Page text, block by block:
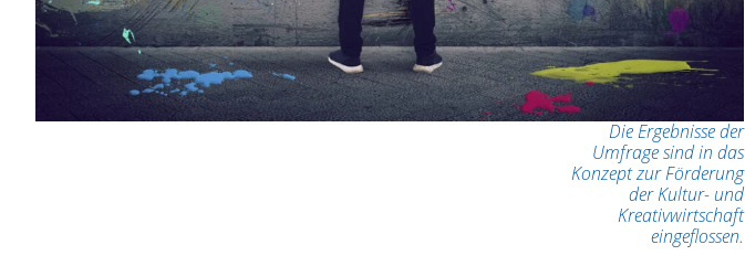
Die Ergebnisse der
Umfrage sind in das
Konzept zur Förderung
der Kultur- und
Kreativwirtschaft
eingeflossen.